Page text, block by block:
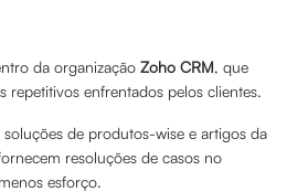
da organização Zoho CRM, que
repetitivos enfrentados pelos clientes.
de produtos-wise e artigos da
resoluções de casos no
esforço.